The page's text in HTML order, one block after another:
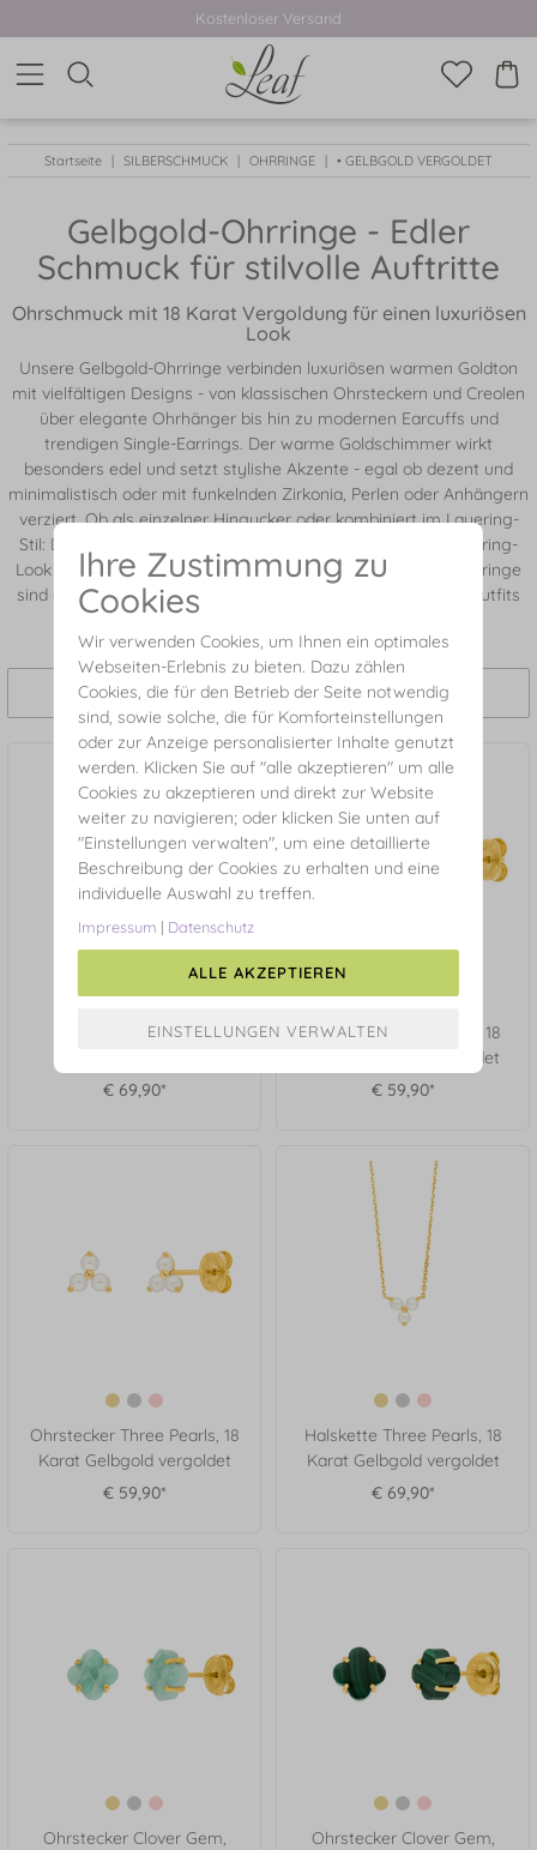
Kostenloser Versand
Startseite SILBERSCHMUCK OHRRINGE • GELBGOLD VERGOLDET
Gelbgold-Ohrringe - Edler
Schmuck für stilvolle Auftritte
Ohrschmuck mit 18 Karat Vergoldung für einen luxuriösen
Look
Unsere Gelbgold-Ohrringe verbinden luxuriösen warmen Goldton
mit vielfältigen Designs - von klassischen Ohrsteckern und Creolen
über elegante Ohrhänger bis hin zu modernen Earcuffs und
trendigen Single-Earrings. Der warme Goldschimmer wirkt
besonders edel und setzt stylishe Akzente - egal ob dezent und
minimalistisch oder mit funkelnden Zirkonia, Perlen oder Anhängern
verziert. Ob als einzelner Hingucker oder kombiniert im Layering-
Stil: Diese Kollektion bietet dir maximale Freiheit, deinen Ohrring-
Look ausdrucksstark und elegant zu gestalten. Gelbgold-Ohrringe
sind der perfekte Begleiter für besondere Anlässe, stilvolle Outfits
oder einen luxuriösen Alltagsschmuck.
Filtern und Sortieren
Creolen PEARLS, 18 K
€ 69,90*
Ohrstecker Two Pearls, 18
Karat Gelbgold vergoldet
€ 59,90*
Ohrstecker Three Pearls, 18
Karat Gelbgold vergoldet
€ 59,90*
Halskette Three Pearls, 18
Karat Gelbgold vergoldet
€ 69,90*
Ohrstecker Clover Gem,
Ohrstecker Clover Gem,
Ihre Zustimmung zu
Cookies
Wir verwenden Cookies, um Ihnen ein optimales
Webseiten-Erlebnis zu bieten. Dazu zählen
Cookies, die für den Betrieb der Seite notwendig
sind, sowie solche, die für Komforteinstellungen
oder zur Anzeige personalisierter Inhalte genutzt
werden. Klicken Sie auf "alle akzeptieren" um alle
Cookies zu akzeptieren und direkt zur Website
weiter zu navigieren; oder klicken Sie unten auf
"Einstellungen verwalten", um eine detaillierte
Beschreibung der Cookies zu erhalten und eine
individuelle Auswahl zu treffen.
Impressum | Datenschutz
ALLE AKZEPTIEREN